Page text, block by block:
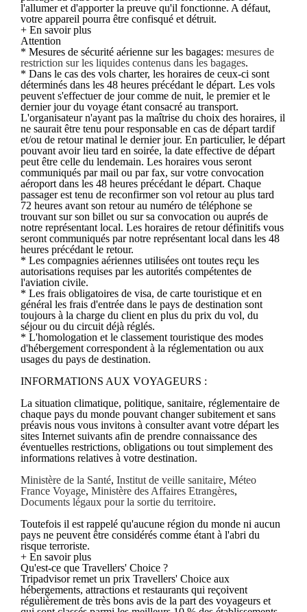
l'allumer et d'apporter la preuve qu'il fonctionne. A défaut,
votre appareil pourra être confisqué et détruit.
+ En savoir plus
Attention
* Mesures de sécurité aérienne sur les bagages: mesures de
restriction sur les liquides contenus dans les bagages.
* Dans le cas des vols charter, les horaires de ceux-ci sont
déterminés dans les 48 heures précédant le départ. Les vols
peuvent s'effectuer de jour comme de nuit, le premier et le
dernier jour du voyage étant consacré au transport.
L'organisateur n'ayant pas la maîtrise du choix des horaires, il
ne saurait être tenu pour responsable en cas de départ tardif
et/ou de retour matinal le dernier jour. En particulier, le départ
pouvant avoir lieu tard en soirée, la date effective de départ
peut être celle du lendemain. Les horaires vous seront
communiqués par mail ou par fax, sur votre convocation
aéroport dans les 48 heures précédant le départ. Chaque
passager est tenu de reconfirmer son vol retour au plus tard
72 heures avant son retour au numéro de téléphone se
trouvant sur son billet ou sur sa convocation ou auprés de
notre représentant local. Les horaires de retour définitifs vous
seront communiqués par notre représentant local dans les 48
heures précédant le retour.
* Les compagnies aériennes utilisées ont toutes reçu les
autorisations requises par les autorités compétentes de
l'aviation civile.
* Les frais obligatoires de visa, de carte touristique et en
général les frais d'entrée dans le pays de destination sont
toujours à la charge du client en plus du prix du vol, du
séjour ou du circuit déjà réglés.
* L'homologation et le classement touristique des modes
d'hébergement correspondent à la réglementation ou aux
usages du pays de destination.
INFORMATIONS AUX VOYAGEURS :
La situation climatique, politique, sanitaire, réglementaire de
chaque pays du monde pouvant changer subitement et sans
préavis nous vous invitons à consulter avant votre départ les
sites Internet suivants afin de prendre connaissance des
éventuelles restrictions, obligations ou tout simplement des
informations relatives à votre destination.
Ministère de la Santé, Institut de veille sanitaire, Méteo
France Voyage, Ministère des Affaires Etrangères,
Documents légaux pour la sortie du territoire.
Toutefois il est rappelé qu'aucune région du monde ni aucun
pays ne peuvent être considérés comme étant à l'abri du
risque terroriste.
+ En savoir plus
Qu'est-ce que Travellers' Choice ?
Tripadvisor remet un prix Travellers' Choice aux
hébergements, attractions et restaurants qui reçoivent
régulièrement de très bons avis de la part des voyageurs et